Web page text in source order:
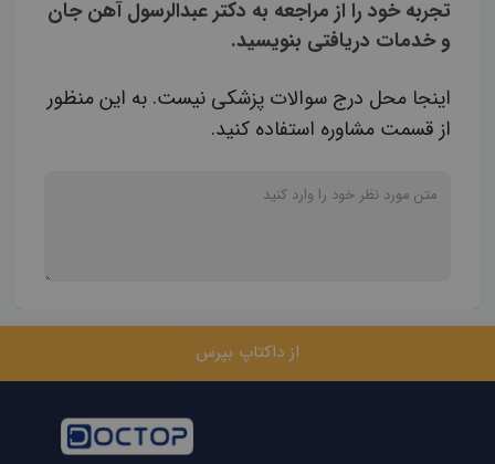
تجربه خود را از مراجعه به دکتر عبدالرسول آهن جان
و خدمات دریافتی بنویسید.
اینجا محل درج سوالات پزشکی نیست. به این منظور
از قسمت مشاوره استفاده کنید.
از داکتاپ بپرس